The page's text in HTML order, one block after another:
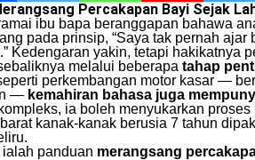
Percakapan Bayi Sejak
ibu bapa beranggapan bahawa
pada prinsip, “Saya tak pernah
Kedengaran yakin, tetapi hakikatnya
melalui beberapa tahap
perkembangan motor kasar —
— kemahiran bahasa juga
ia boleh menyukarkan
kanak-kanak berusia 7 tahun
ialah panduan merangsang